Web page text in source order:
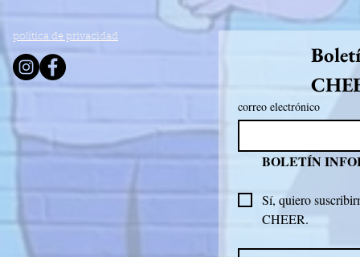
política de privacidad
correo electrónico
BOLETÍN
Sí, quiero
CHEER.